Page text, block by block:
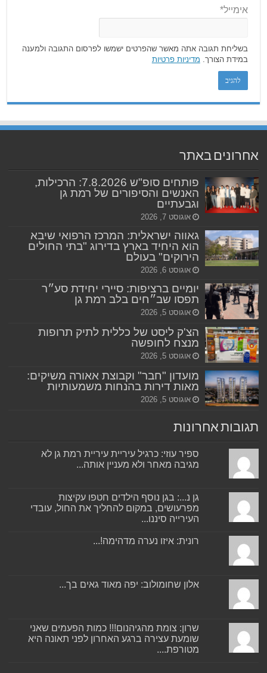
אימייל*
בשליחת תגובה אתה מאשר שהפרטים ישמשו לפרסום התגובה ולמענה
במידת הצורך. מדיניות פרטיות
אחרונים באתר
פותחים סופ"ש 7.8.2026: הרכילות,
האנשים והסיפורים של רמת גן
וגבעתיים
אוגוסט 7, 2026
גאווה ישראלית: המרכז הרפואי שיבא
הוא היחיד בארץ בדירוג "בתי החולים
הירוקים" בעולם
אוגוסט 6, 2026
יומיים ברציפות: סיירי יחידת סע״ר
תפסו שב״חים בלב רמת גן
אוגוסט 5, 2026
הצ'ק ליסט של כללית לתיק תרופות
מנצח לחופשה
אוגוסט 5, 2026
מועדון "חבר" וקבוצת אאורה משיקים:
מאות דירות בהנחות משמעותיות
אוגוסט 5, 2026
תגובות אחרונות
ספיר עוזי: כרגיל עיריית עיריית רמת גן לא
מגיבה מאחר ולא מעניין אותה...
גן נ...: בגן נוסף הילדים חטפו עקיצות
מפרעושים, במקום להחליך את החול, עובדי
העירייה סיננו...
רונית: איזו נערה מדהימה!...
אלון שחומולוב: יפה מאוד גאים בך...
שרון: צומת מהגיהנום!!! כמות הפעמים שאני
שומעת עצירה ברגע האחרון לפני תאונה היא
מטורפת....